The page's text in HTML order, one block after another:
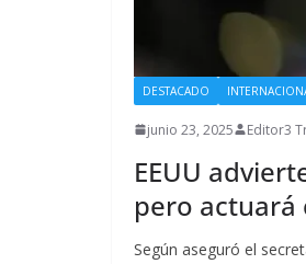
DESTACADO
junio 23, 2025 Editor3
EEUU
pero actuará
Según aseguró el